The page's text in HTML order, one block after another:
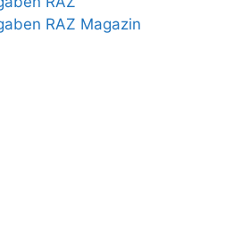
RAZ Magazin